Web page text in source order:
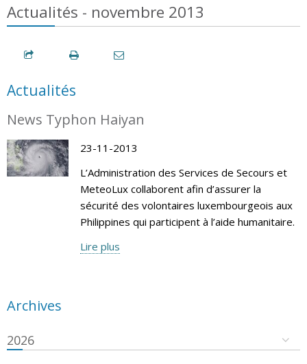
Actualités - novembre 2013
Actualités
News Typhon Haiyan
23-11-2013
L’Administration des Services de Secours et
MeteoLux collaborent afin d’assurer la
sécurité des volontaires luxembourgeois aux
Philippines qui participent à l’aide humanitaire.
Lire plus
Archives
2026